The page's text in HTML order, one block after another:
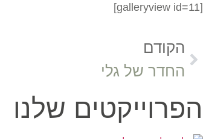
[galleryview id=11]
הקודם
החדר של גלי
הפרוייקטים שלנו